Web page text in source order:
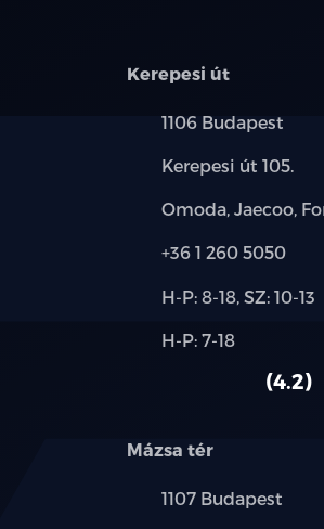
Kerepesi út
Település:
1106 Budapest
Cím:
Kerepesi út 105.
Márkák:
Omoda, Jaecoo,
Telefon:
+36 1 260 5050
Új-
használt
H-P: 8-18, SZ: 10-13
Alkatrész,
H-P: 7-18
4.2
Mázsa tér
Település:
1107 Budapest